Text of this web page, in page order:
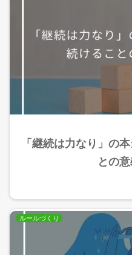
「継続は力なり」の
との
ルールづくり